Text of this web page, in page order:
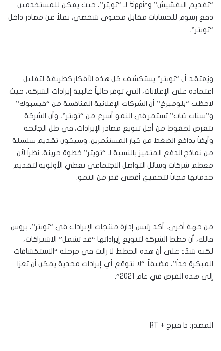
“تقديم البقشيش” tipping لـ “تويتر”، حيث يمكن للمستخدمين
دفع رسوم للحسابات مقابل محتوى شخصي، نقلاً عن مصادر داخل
“تويتر”.
ويُعتقد أن “تويتر” يستكشف كل هذه الأفكار كطريقة لتقليل
اعتماده على الإعلانات، التي توفر حالياً غالبية إيرادات الشركة، حيث
لاحظت “بلومبرغ” أن الشركات الإعلانية المنافسة من “فيسبوك”
و”سناب شات” تستمر في النمو أسرع من “تويتر”، وأن الشركة
تتعرض لضغوط من أجل تنويع مصادر الإيرادات، في ظل الجائحة
وأيضاً بدافع الضغط من كبار المستثمرين. وسيكون تقديم سلسلة
من نماذج الدفع المتميز بالنسبة لـ “تويتر” خطوة جريئة، نظراً لأن
معظم شركات وسائل التواصل الاجتماعي تعطي الأولوية لتقديم
خدماتها مجاناً لتحقيق أقصى قدر من النمو.
من جهة أخرى، أكد رئيس إدارة منتجات الإيرادات في “تويتر”، بروس
فالك، أن خطط الشركة لتنويع إيراداتها “قد تشمل” الاشتراكات،
لكنه شدّد على أن هذه الخطط لا زالت في مرحلة “الاستكشافات
المبكرة جداً”، مضيفاً: “لا نتوقع أي إيرادات مجدية يمكن أن تعزا
إلى هذه الفرص في عام 2021”.
المصدر: ذا فيرج + RT